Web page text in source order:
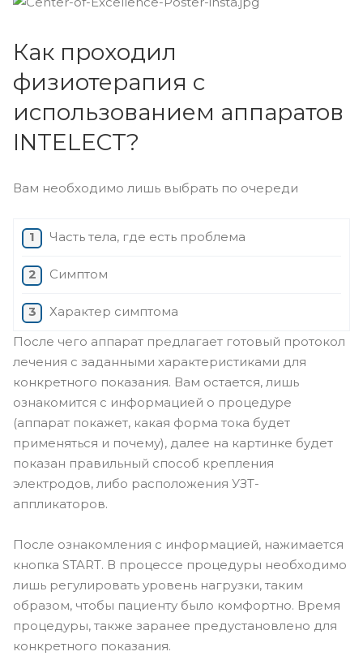
Как проходил
физиотерапия с
использованием аппаратов
INTELECT?
Вам необходимо лишь выбрать по очереди
Часть тела, где есть проблема
Симптом
Характер симптома
После чего аппарат предлагает готовый протокол
лечения с заданными характеристиками для
конкретного показания. Вам остается, лишь
ознакомится с информацией о процедуре
(аппарат покажет, какая форма тока будет
применяться и почему), далее на картинке будет
показан правильный способ крепления
электродов, либо расположения УЗТ-
аппликаторов.
После ознакомления с информацией, нажимается
кнопка START. В процессе процедуры необходимо
лишь регулировать уровень нагрузки, таким
образом, чтобы пациенту было комфортно. Время
процедуры, также заранее предустановлено для
конкретного показания.